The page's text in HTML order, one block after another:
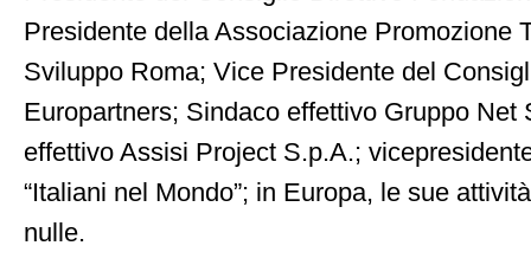
Presidente della Associazione Promozione
Sviluppo Roma; Vice Presidente del
Europartners; Sindaco effettivo Gruppo Net
effettivo Assisi Project S.p.A.;
“Italiani nel Mondo”; in Europa, le sue
nulle.